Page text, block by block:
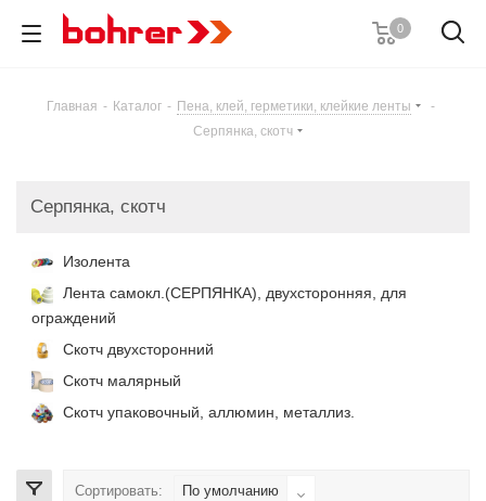
0
Главная - Каталог - Пена, клей, герметики, клейкие ленты
-
Серпянка, скотч
Серпянка, скотч
Изолента
Лента самокл.(СЕРПЯНКА), двухсторонняя, для
ограждений
Скотч двухсторонний
Скотч малярный
Скотч упаковочный, аллюмин, металлиз.
Сортировать:
По умолчанию